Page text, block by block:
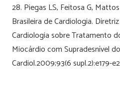
28. Piegas LS, Feitosa G,
Brasileira de Cardiologia.
Cardiologia sobre Tratamento
Miocárdio com Supradesnível
Cardiol.2009;93(6 supl.2):e179-